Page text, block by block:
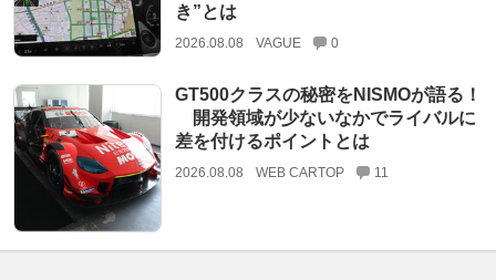
き”とは
2026.08.08 VAGUE 0
GT500クラスの秘密をNISMOが語る！
開発領域が少ないなかでライバルに
差を付けるポイントとは
2026.08.08 WEB CARTOP 11